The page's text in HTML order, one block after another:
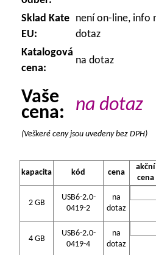
Sklad Kate
EU:
není on-line, info
dotaz
Katalogová
cena:
na dotaz
Vaše
cena:
na dotaz
(Veškeré ceny jsou uvedeny bez DPH)
kapacita kód cena
akční
cena
2 GB
USB6-2.0-
0419-2
na
dotaz
4 GB
USB6-2.0-
0419-4
na
dotaz